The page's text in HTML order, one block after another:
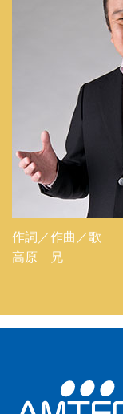
作詞／作曲／歌
高原 兄